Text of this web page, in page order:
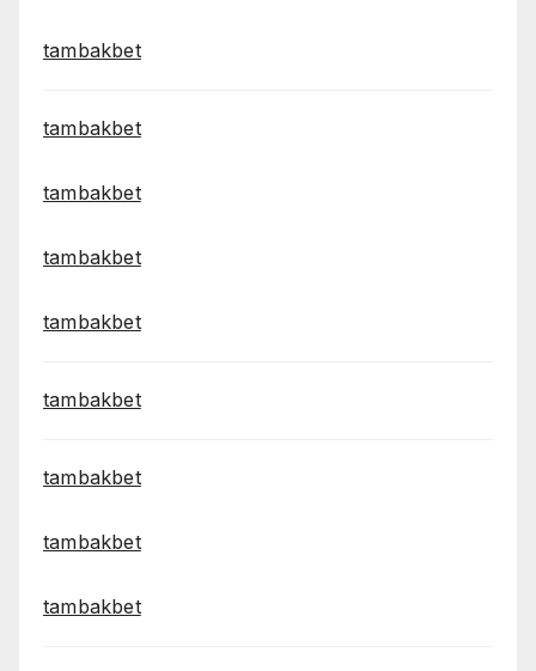
tambakbet
tambakbet
tambakbet
tambakbet
tambakbet
tambakbet
tambakbet
tambakbet
tambakbet